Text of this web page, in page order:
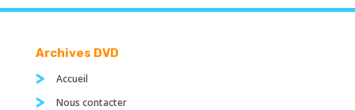
Archives DVD
Accueil
Nous contacter